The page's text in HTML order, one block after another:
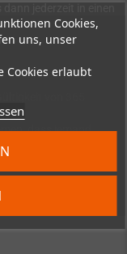
Cookies,
uns, unser
Cookies erlaubt
jederzeit in einen
von 365
dass jemand
und eMail-Adressen
werden diese